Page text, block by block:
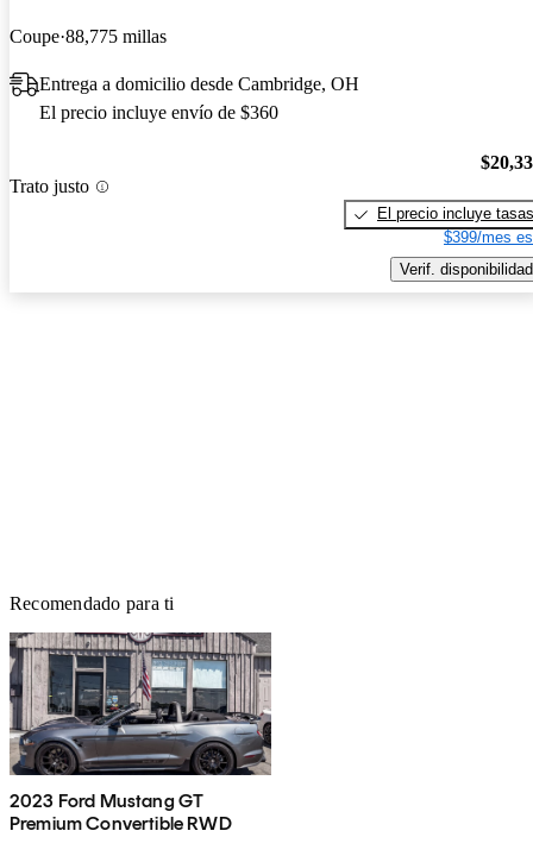
Coupe 88,775 millas
Entrega a domicilio desde Cambridge, OH
El precio incluye envío de $360
Trato justo
El precio incluye tasas
$399/mes
Verif. disponibilidad
Recomendado para ti
2023 Ford Mustang GT
Premium Convertible RWD